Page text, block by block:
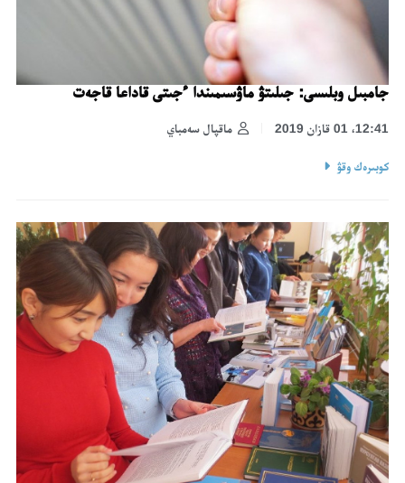
جامبىل وبلىسى: جىلىتۋ ماۋسىمىندا ءجىتى قاداعا قاجەت
ماقپال سەمباي 12:41، 01 قازان 2019
كوبىرەك وقۋ